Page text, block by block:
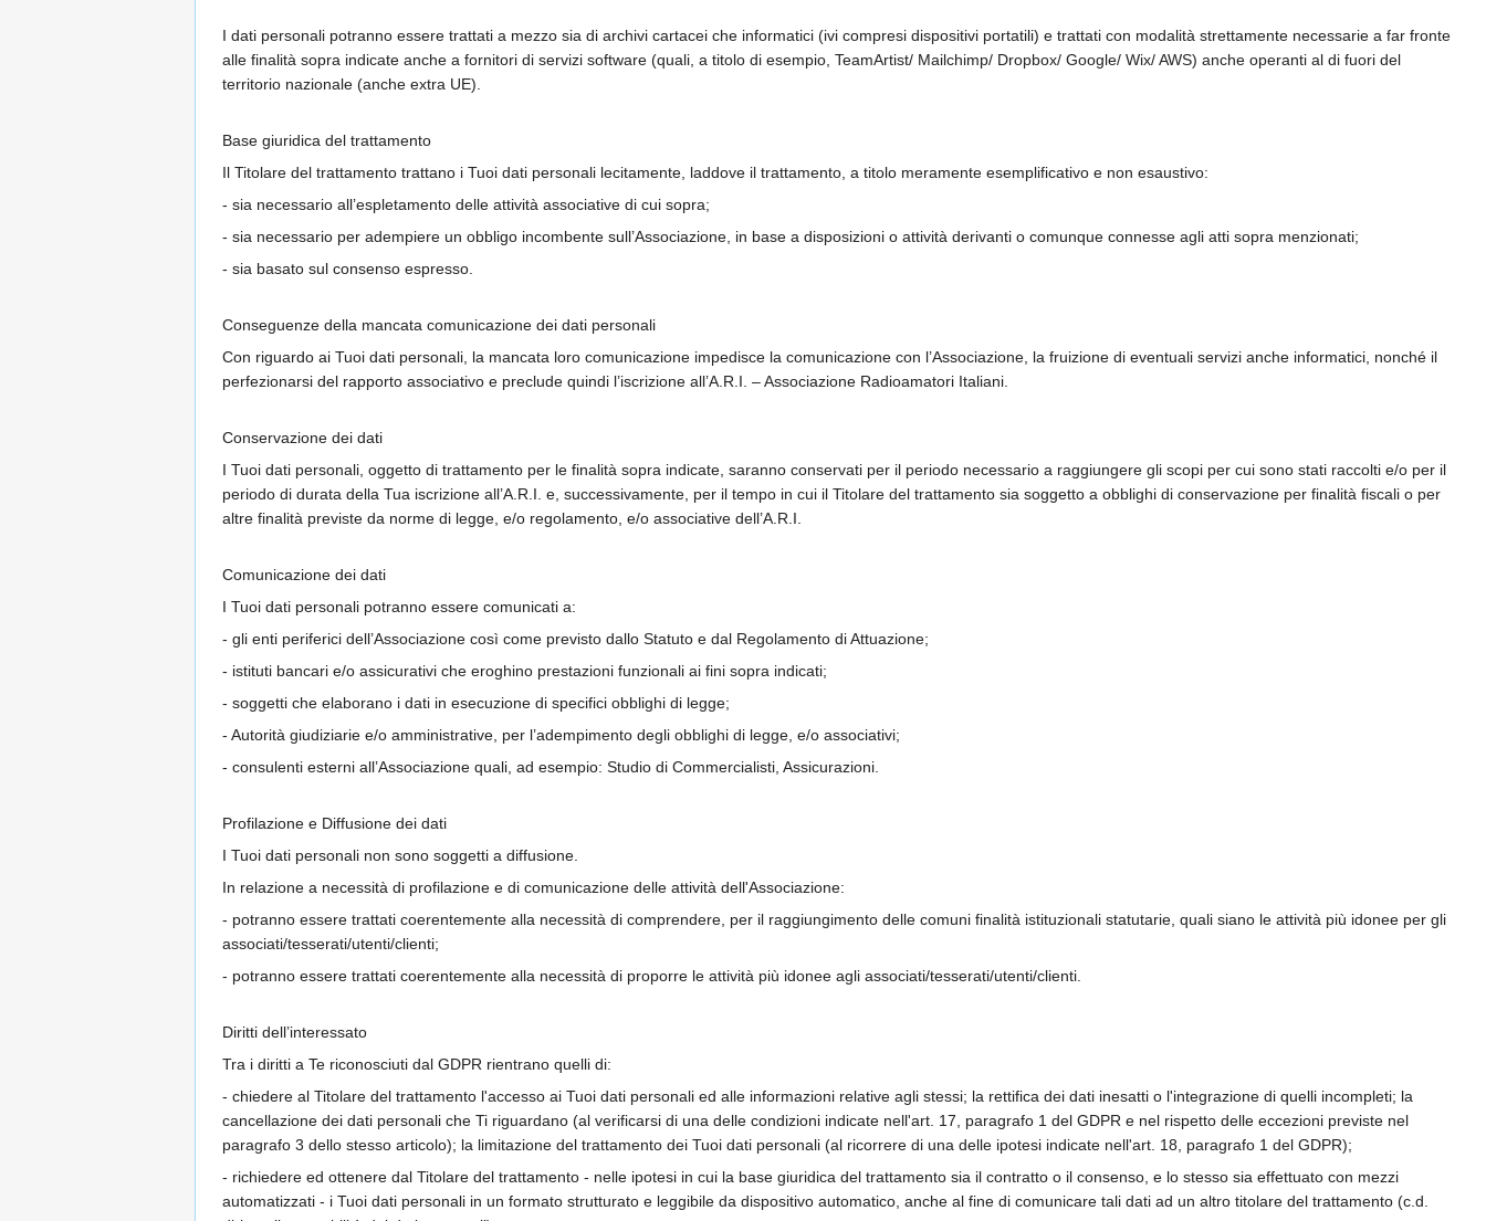
I dati personali potranno essere trattati a mezzo sia di archivi cartacei che informatici (ivi compresi dispositivi portatili) e trattati con modalità strettamente necessarie a far fronte
alle finalità sopra indicate anche a fornitori di servizi software (quali, a titolo di esempio, TeamArtist/ Mailchimp/ Dropbox/ Google/ Wix/ AWS) anche operanti al di fuori del
territorio nazionale (anche extra UE).
Base giuridica del trattamento
Il Titolare del trattamento trattano i Tuoi dati personali lecitamente, laddove il trattamento, a titolo meramente esemplificativo e non esaustivo:
- sia necessario all’espletamento delle attività associative di cui sopra;
- sia necessario per adempiere un obbligo incombente sull’Associazione, in base a disposizioni o attività derivanti o comunque connesse agli atti sopra menzionati;
- sia basato sul consenso espresso.
Conseguenze della mancata comunicazione dei dati personali
Con riguardo ai Tuoi dati personali, la mancata loro comunicazione impedisce la comunicazione con l’Associazione, la fruizione di eventuali servizi anche informatici, nonché il
perfezionarsi del rapporto associativo e preclude quindi l’iscrizione all’A.R.I. – Associazione Radioamatori Italiani.
Conservazione dei dati
I Tuoi dati personali, oggetto di trattamento per le finalità sopra indicate, saranno conservati per il periodo necessario a raggiungere gli scopi per cui sono stati raccolti e/o per il
periodo di durata della Tua iscrizione all’A.R.I. e, successivamente, per il tempo in cui il Titolare del trattamento sia soggetto a obblighi di conservazione per finalità fiscali o per
altre finalità previste da norme di legge, e/o regolamento, e/o associative dell’A.R.I.
Comunicazione dei dati
I Tuoi dati personali potranno essere comunicati a:
- gli enti periferici dell’Associazione così come previsto dallo Statuto e dal Regolamento di Attuazione;
- istituti bancari e/o assicurativi che eroghino prestazioni funzionali ai fini sopra indicati;
- soggetti che elaborano i dati in esecuzione di specifici obblighi di legge;
- Autorità giudiziarie e/o amministrative, per l’adempimento degli obblighi di legge, e/o associativi;
- consulenti esterni all’Associazione quali, ad esempio: Studio di Commercialisti, Assicurazioni.
Profilazione e Diffusione dei dati
I Tuoi dati personali non sono soggetti a diffusione.
In relazione a necessità di profilazione e di comunicazione delle attività dell'Associazione:
- potranno essere trattati coerentemente alla necessità di comprendere, per il raggiungimento delle comuni finalità istituzionali statutarie, quali siano le attività più idonee per gli
associati/tesserati/utenti/clienti;
- potranno essere trattati coerentemente alla necessità di proporre le attività più idonee agli associati/tesserati/utenti/clienti.
Diritti dell’interessato
Tra i diritti a Te riconosciuti dal GDPR rientrano quelli di:
- chiedere al Titolare del trattamento l'accesso ai Tuoi dati personali ed alle informazioni relative agli stessi; la rettifica dei dati inesatti o l'integrazione di quelli incompleti; la
cancellazione dei dati personali che Ti riguardano (al verificarsi di una delle condizioni indicate nell'art. 17, paragrafo 1 del GDPR e nel rispetto delle eccezioni previste nel
paragrafo 3 dello stesso articolo); la limitazione del trattamento dei Tuoi dati personali (al ricorrere di una delle ipotesi indicate nell'art. 18, paragrafo 1 del GDPR);
- richiedere ed ottenere dal Titolare del trattamento - nelle ipotesi in cui la base giuridica del trattamento sia il contratto o il consenso, e lo stesso sia effettuato con mezzi
automatizzati - i Tuoi dati personali in un formato strutturato e leggibile da dispositivo automatico, anche al fine di comunicare tali dati ad un altro titolare del trattamento (c.d.